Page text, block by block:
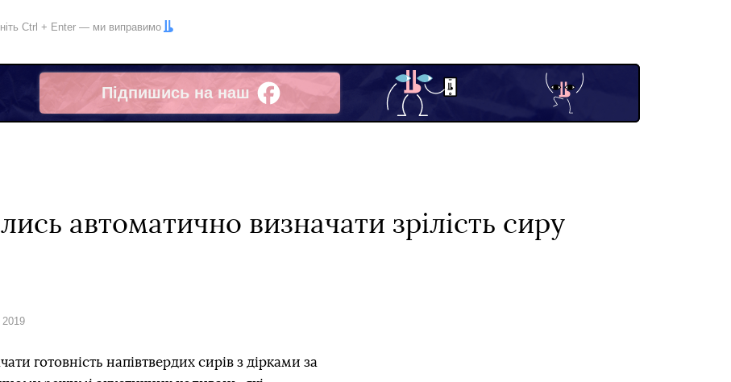
Ctrl + Enter — ми виправимо
Підпишись на наш
Facebook
автоматично визначати зрілість сиру
2019
готовність напівтвердих сирів з дірками за